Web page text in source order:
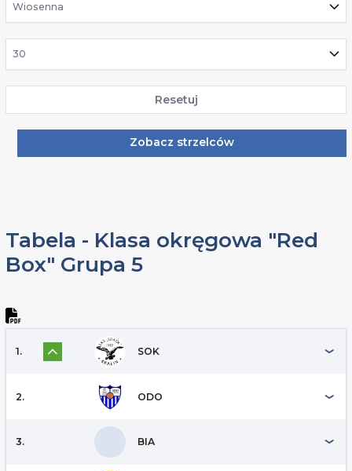
Wiosenna
30
Resetuj
Zobacz strzelców
Tabela - Klasa okręgowa "Red
Box" Grupa 5
1. SOK
2. ODO
3. BIA